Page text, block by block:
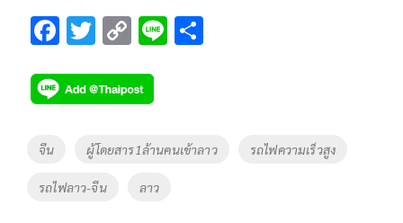
F
e
b
o
k
T
tt
er
C
p
y
Li
k
Li
Tags
จีน ผู้โดยสาร1ล้านคนเข้าลาว รถไฟความเร็วสูง
รถไฟลาว-จีน ลาว